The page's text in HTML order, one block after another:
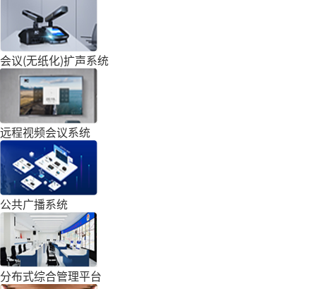
会议(无纸化)扩声系统
远程视频会议系统
公共广播系统
分布式综合管理平台